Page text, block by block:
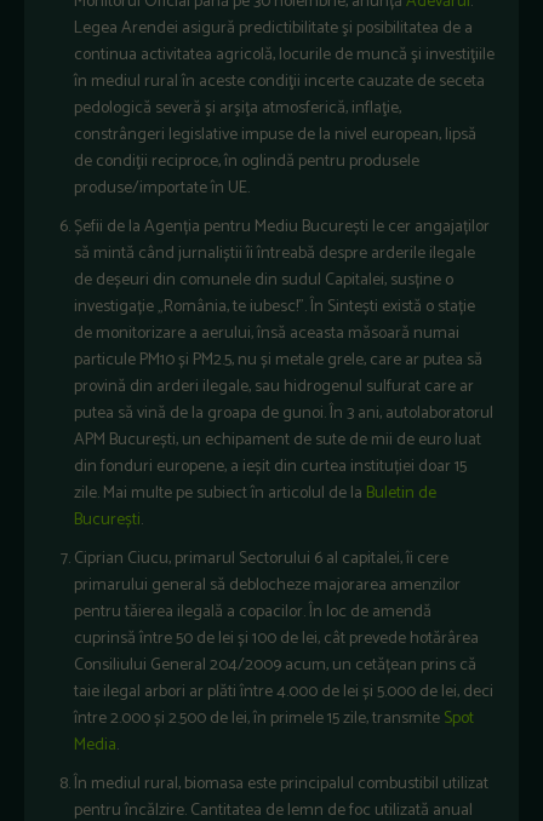
Legea Arendei asigură predictibilitate şi posibilitatea de a
continua activitatea agricolă, locurile de muncă şi investiţiile
în mediul rural în aceste condiţii incerte cauzate de seceta
pedologică severă şi arşiţa atmosferică, inflaţie,
constrângeri legislative impuse de la nivel european, lipsă
de condiţii reciproce, în oglindă pentru produsele
produse/importate în UE.
Șefii de la Agenția pentru Mediu București le cer angajaților
să mintă când jurnaliștii îi întreabă despre arderile ilegale
de deșeuri din comunele din sudul Capitalei, susține o
investigație „România, te iubesc!”. În Sintești există o stație
de monitorizare a aerului, însă aceasta măsoară numai
particule PM10 și PM2.5, nu și metale grele, care ar putea să
provină din arderi ilegale, sau hidrogenul sulfurat care ar
putea să vină de la groapa de gunoi. În 3 ani, autolaboratorul
APM București, un echipament de sute de mii de euro luat
din fonduri europene, a ieșit din curtea instituției doar 15
zile. Mai multe pe subiect în articolul de la Buletin de
București.
Ciprian Ciucu, primarul Sectorului 6 al capitalei, îi cere
primarului general să deblocheze majorarea amenzilor
pentru tăierea ilegală a copacilor. În loc de amendă
cuprinsă între 50 de lei și 100 de lei, cât prevede hotărârea
Consiliului General 204/2009 acum, un cetățean prins că
taie ilegal arbori ar plăti între 4.000 de lei și 5.000 de lei, deci
între 2.000 și 2.500 de lei, în primele 15 zile, transmiteSpot
Media.
În mediul rural, biomasa este principalul combustibil utilizat
pentru încălzire. Cantitatea de lemn de foc utilizată anual